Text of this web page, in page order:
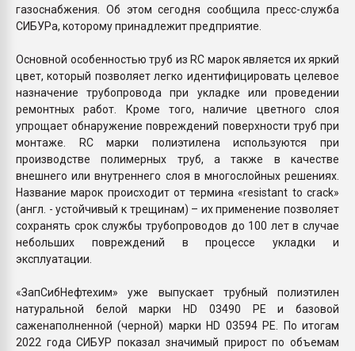
газоснабжения. Об этом сегодня сообщила пресс-служба
СИБУРа, которому принадлежит предприятие.
Основной особенностью труб из RC марок является их яркий
цвет, который позволяет легко идентифицировать целевое
назначение трубопровода при укладке или проведении
ремонтных работ. Кроме того, наличие цветного слоя
упрощает обнаружение повреждений поверхности труб при
монтаже. RC марки полиэтилена используются при
производстве полимерных труб, а также в качестве
внешнего или внутреннего слоя в многослойных решениях.
Название марок происходит от термина «resistant to crack»
(англ. - устойчивый к трещинам) – их применение позволяет
сохранять срок службы трубопроводов до 100 лет в случае
небольших повреждений в процессе укладки и
эксплуатации.
«ЗапСибНефтехим» уже выпускает трубный полиэтилен
натуральной белой марки HD 03490 PE и базовой
саженаполненной (черной) марки HD 03594 PE. По итогам
2022 года СИБУР показал значимый прирост по объемам